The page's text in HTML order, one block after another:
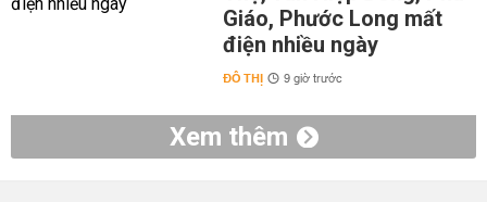
Giáo, Phước Long mất
điện nhiều ngày
ĐÔ THỊ 9 giờ trước
Xem thêm